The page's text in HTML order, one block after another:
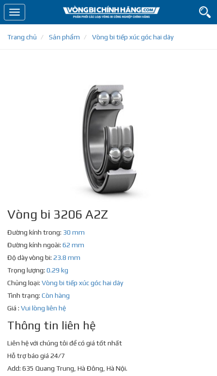
Toggle
navigation
Trang chủ
Sản phẩm Vòng bi tiếp xúc góc hai dãy
Vòng bi 3206 A2Z
Đường kính trong: 30 mm
Đường kính ngoài: 62 mm
Độ dày vòng bi: 23.8 mm
Trọng lượng: 0.29 kg
Chủng loại: Vòng bi tiếp xúc góc hai dãy
Tình trạng: Còn hàng
Giá : Vui lòng liên hệ
Thông tin liên hệ
Liên hệ với chúng tôi để có giá tốt nhất
Hỗ trợ báo giá 24/7
Add: 635 Quang Trung, Hà Đông, Hà Nội.